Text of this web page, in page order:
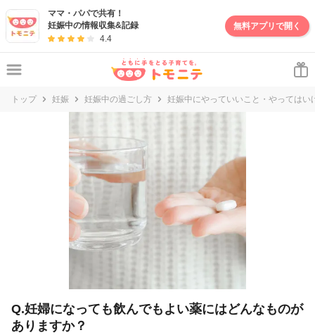
ママ・パパで共有！
妊娠中の情報収集&記録
4.4
無料アプリで開く
トップ 妊娠 妊娠中の過ごし方 妊娠中にやっていいこと・やってはい
Q.妊婦になっても飲んでもよい薬にはどんなものが
ありますか？
妊娠・出産・子育て情報サイト | トモニテ